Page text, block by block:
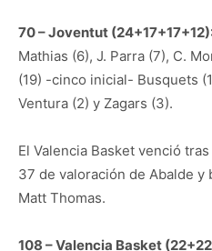
70 – Joventut
Mathias (6), J. Parra (7), C.
(19) -cinco inicial- Busquets
Ventura (2) y Zagars (3).
El Valencia Basket venció
37 de valoración de Abalde
Matt Thomas.
108 – Valencia Basket